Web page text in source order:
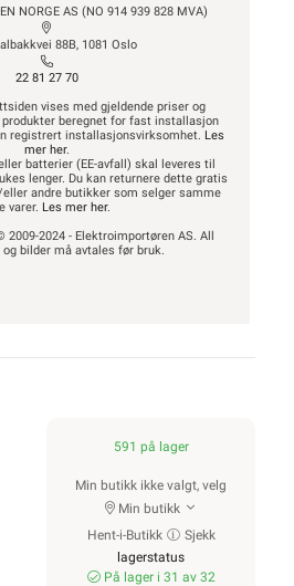
NORGE AS (NO 914 939 828 MVA)
88B, 1081 Oslo
22 81 27 70
vises med gjeldende priser og
beregnet for fast installasjon
registrert installasjonsvirksomhet. Les
mer her.
batterier (EE-avfall) skal leveres til
lenger. Du kan returnere dette gratis
eller andre butikker som selger samme
varer. Les mer her.
2009-2024 - Elektroimportøren AS. All
bilder må avtales før bruk.
591 på lager
Min butikk ikke valgt, velg
Min butikk
Hent-i-Butikk
Sjekk
lagerstatus
På lager i 31 av 32